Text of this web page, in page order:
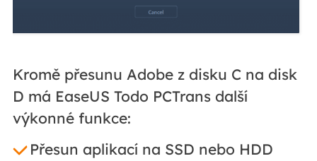
Kromě přesunu Adobe z disku C na disk
D má EaseUS Todo PCTrans další
výkonné funkce:
Přesun aplikací na SSD nebo HDD